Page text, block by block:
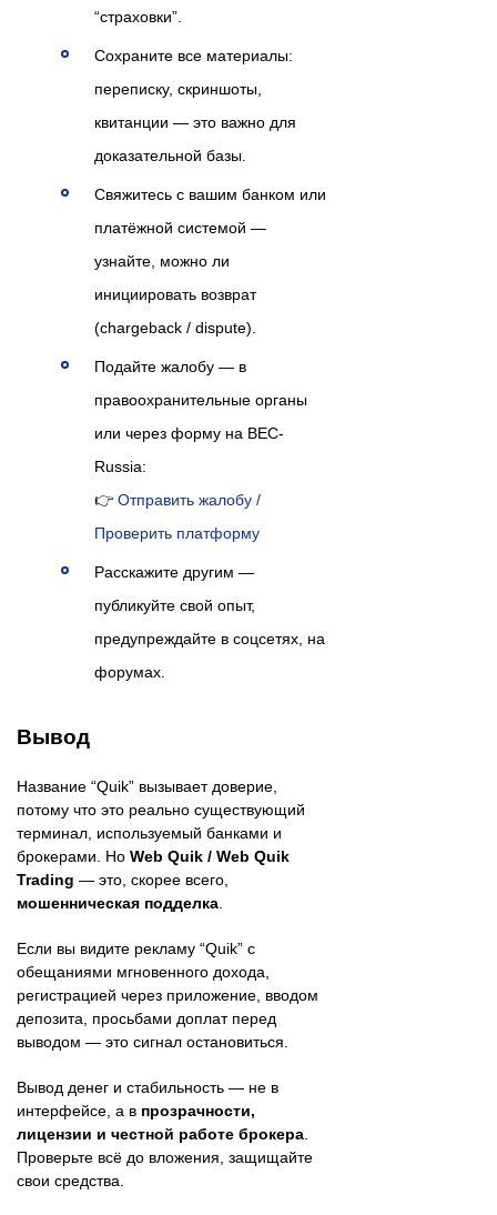
“страховки”.
Сохраните все материалы:
переписку, скриншоты,
квитанции — это важно для
доказательной базы.
Свяжитесь с вашим банком или
платёжной системой —
узнайте, можно ли
инициировать возврат
(chargeback / dispute).
Подайте жалобу — в
правоохранительные органы
или через форму на BEC-
Russia:
👉 Отправить жалобу /
Проверить платформу
Расскажите другим —
публикуйте свой опыт,
предупреждайте в соцсетях, на
форумах.
Вывод
Название “Quik” вызывает доверие,
потому что это реально существующий
терминал, используемый банками и
брокерами. Но Web Quik / Web Quik
Trading — это, скорее всего,
мошенническая подделка
Если вы видите рекламу “Quik” с
обещаниями мгновенного дохода,
регистрацией через приложение, вводом
депозита, просьбами доплат перед
выводом — это сигнал остановиться.
Вывод денег и стабильность — не в
интерфейсе, а в прозрачности,
лицензии и честной работе брокера
Проверьте всё до вложения, защищайте
свои средства.